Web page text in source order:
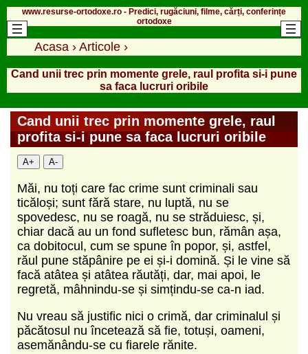
www.resurse-ortodoxe.ro - Predici, rugăciuni, filme, cărți, conferințe
ortodoxe
Acasa › Articole ›
Cand unii trec prin momente grele, raul profita si-i pune
sa faca lucruri oribile
Cand unii trec prin momente grele, raul
profita si-i pune sa faca lucruri oribile
A+ A-
Măi, nu toți care fac crime sunt criminali sau
ticăloși; sunt fără stare, nu luptă, nu se
spovedesc, nu se roagă, nu se străduiesc, și,
chiar dacă au un fond sufletesc bun, rămân așa,
ca dobitocul, cum se spune în popor, și, astfel,
răul pune stăpânire pe ei și-i domină. Și le vine să
facă atâtea și atâtea răutăți, dar, mai apoi, le
regretă, mâhnindu-se și simțindu-se ca-n iad.
Nu vreau să justific nici o crimă, dar criminalul și
păcătosul nu încetează să fie, totuși, oameni,
asemănându-se cu fiarele rănite.